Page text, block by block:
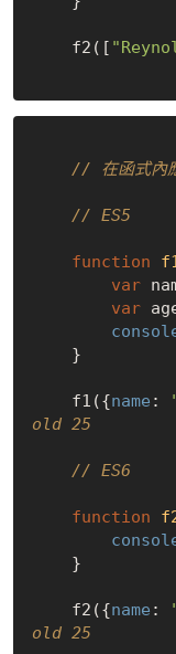
    f2([
// 在函式內
// ES5
function
var
var
    f1({
name :
old 25
// ES6
function
    f2({
name :
old 25